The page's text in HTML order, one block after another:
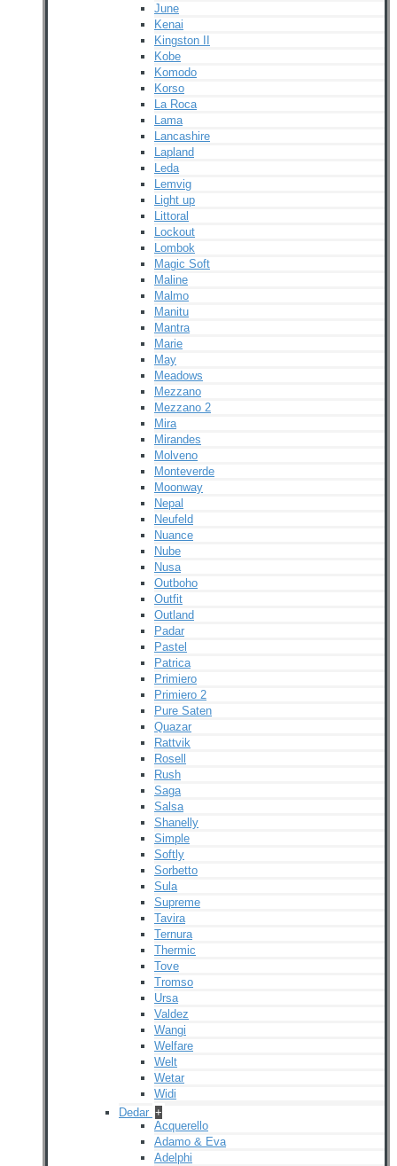
June
Kenai
Kingston II
Kobe
Komodo
Korso
La Roca
Lama
Lancashire
Lapland
Leda
Lemvig
Light up
Littoral
Lockout
Lombok
Magic Soft
Maline
Malmo
Manitu
Mantra
Marie
May
Meadows
Mezzano
Mezzano 2
Mira
Mirandes
Molveno
Monteverde
Moonway
Nepal
Neufeld
Nuance
Nube
Nusa
Outboho
Outfit
Outland
Padar
Pastel
Patrica
Primiero
Primiero 2
Pure Saten
Quazar
Rattvik
Rosell
Rush
Saga
Salsa
Shanelly
Simple
Softly
Sorbetto
Sula
Supreme
Tavira
Ternura
Thermic
Tove
Tromso
Ursa
Valdez
Wangi
Welfare
Welt
Wetar
Widi
Dedar +
Acquerello
Adamo & Eva
Adelphi